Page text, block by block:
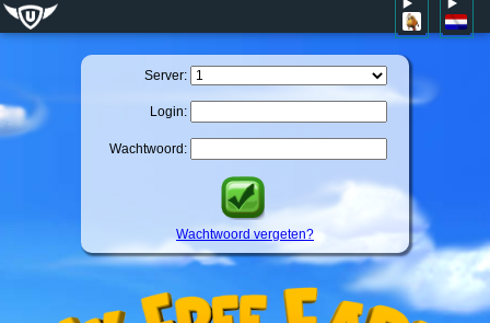
Server:
Login:
Wachtwoord:
Wachtwoord vergeten?